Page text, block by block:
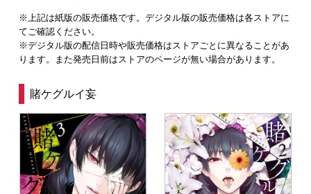
※上記は紙版の販売価格です。デジタル版の販売価格は各ストアに
てご確認ください。
※デジタル版の配信日時や販売価格はストアごとに異なることがあ
ります。また発売日前はストアのページが無い場合があります。
賭ケグルイ妄